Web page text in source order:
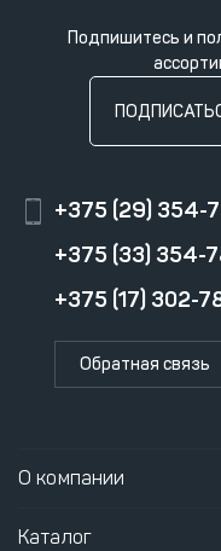
Подпишитесь и
+375 (29) 354-
+375 (33) 354-
+375 (17) 302-
Обратная связь
О компании
Каталог